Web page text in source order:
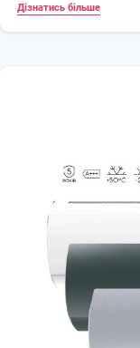
повітря;
дозволяє
Дізнатись більше